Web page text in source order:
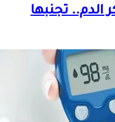
تجنبها